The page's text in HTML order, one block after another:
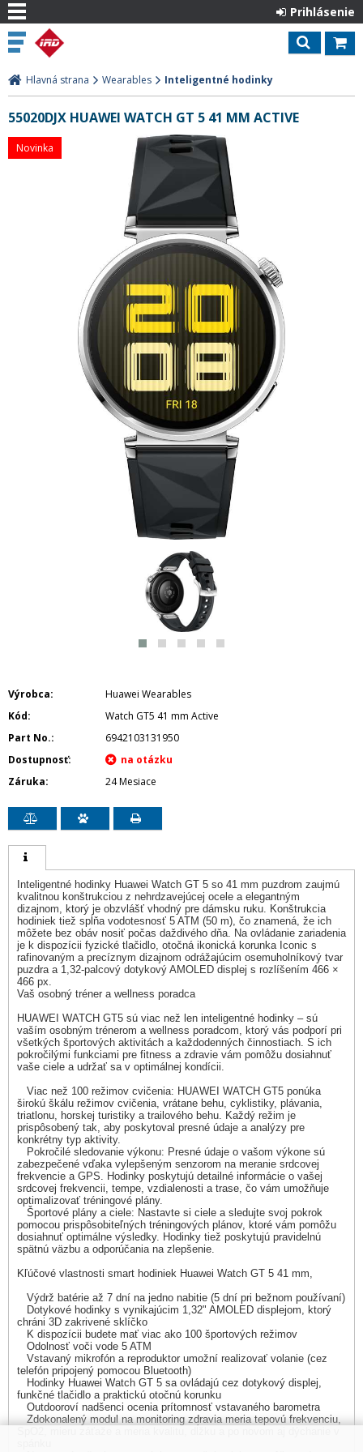
Prihlásenie
Hlavná strana Wearables Inteligentné hodinky
55020DJX HUAWEI WATCH GT 5 41 MM ACTIVE
Novinka
Výrobca
Huawei Wearables
Kód
Watch GT5 41 mm Active
Part No.
6942103131950
Dostupnosť
Záruka
24 Mesiace
Inteligentné hodinky Huawei Watch GT 5 so 41 mm puzdrom zaujmú
kvalitnou konštrukciou z nehrdzavejúcej ocele a elegantným
dizajnom, ktorý je obzvlášť vhodný pre dámsku ruku. Konštrukcia
hodiniek tiež spĺňa vodotesnosť 5 ATM (50 m), čo znamená, že ich
môžete bez obáv nosiť počas daždivého dňa. Na ovládanie zariadenia
je k dispozícii fyzické tlačidlo, otočná ikonická korunka Iconic s
rafinovaným a precíznym dizajnom odrážajúcim osemuholníkový tvar
puzdra a 1,32-palcový dotykový AMOLED displej s rozlíšením 466 ×
466 px.
Vaš osobný tréner a wellness poradca
HUAWEI WATCH GT5 sú viac než len inteligentné hodinky – sú
vaším osobným trénerom a wellness poradcom, ktorý vás podporí pri
všetkých športových aktivitách a každodenných činnostiach. S ich
pokročilými funkciami pre fitness a zdravie vám pomôžu dosiahnuť
vaše ciele a udržať sa v optimálnej kondícii.
Viac než 100 režimov cvičenia: HUAWEI WATCH GT5 ponúka
širokú škálu režimov cvičenia, vrátane behu, cyklistiky, plávania,
triatlonu, horskej turistiky a trailového behu. Každý režim je
prispôsobený tak, aby poskytoval presné údaje a analýzy pre
konkrétny typ aktivity.
Pokročilé sledovanie výkonu: Presné údaje o vašom výkone sú
zabezpečené vďaka vylepšeným senzorom na meranie srdcovej
frekvencie a GPS. Hodinky poskytujú detailné informácie o vašej
srdcovej frekvencii, tempe, vzdialenosti a trase, čo vám umožňuje
optimalizovať tréningové plány.
Športové plány a ciele: Nastavte si ciele a sledujte svoj pokrok
pomocou prispôsobiteľných tréningových plánov, ktoré vám pomôžu
dosiahnuť optimálne výsledky. Hodinky tiež poskytujú pravidelnú
spätnú väzbu a odporúčania na zlepšenie.
Kľúčové vlastnosti smart hodiniek Huawei Watch GT 5 41 mm,
Výdrž batérie až 7 dní na jedno nabitie (5 dní pri bežnom používaní)
Dotykové hodinky s vynikajúcim 1,32" AMOLED displejom, ktorý
chráni 3D zakrivené sklíčko
K dispozícii budete mať viac ako 100 športových režimov
Odolnosť voči vode 5 ATM
Vstavaný mikrofón a reproduktor umožní realizovať volanie (cez
telefón pripojený pomocou Bluetooth)
Hodinky Huawei Watch GT 5 sa ovládajú cez dotykový displej,
funkčné tlačidlo a praktickú otočnú korunku
Outdooroví nadšenci ocenia prítomnosť vstavaného barometra
Zdokonalený modul na monitoring zdravia meria tepovú frekvenciu,